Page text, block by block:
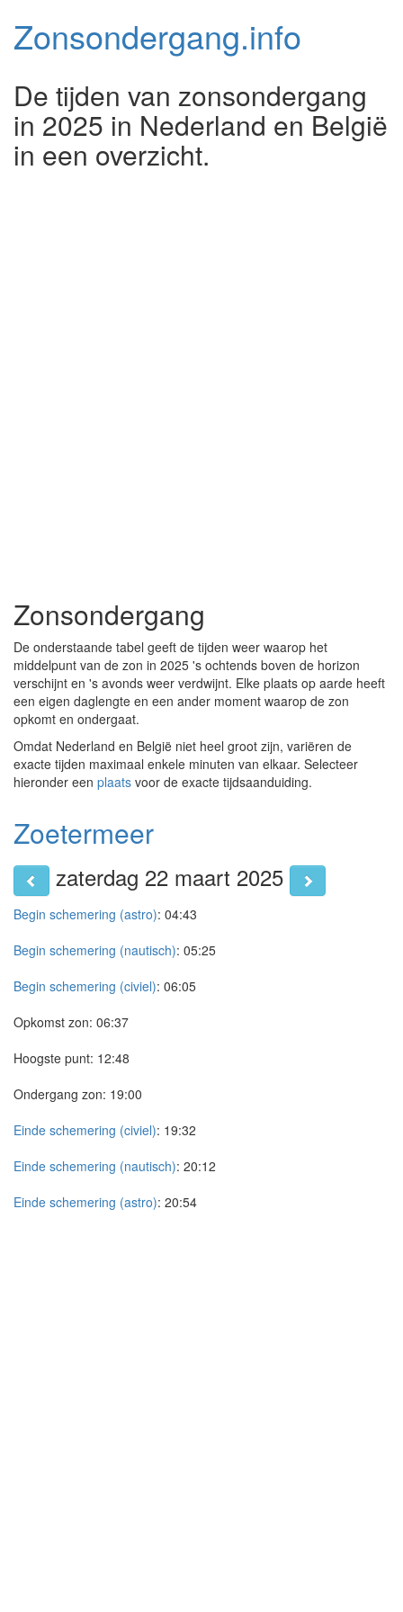
Zonsondergang.info
De tijden van zonsondergang
in 2025 in Nederland en België
in een overzicht.
Zonsondergang
De onderstaande tabel geeft de tijden weer waarop het
middelpunt van de zon in 2025 's ochtends boven de horizon
verschijnt en 's avonds weer verdwijnt. Elke plaats op aarde heeft
een eigen daglengte en een ander moment waarop de zon
opkomt en ondergaat.
Omdat Nederland en België niet heel groot zijn, variëren de
exacte tijden maximaal enkele minuten van elkaar. Selecteer
hieronder een plaats voor de exacte tijdsaanduiding.
Zoetermeer
zaterdag 22 maart 2025
Begin schemering (astro): 04:43
Begin schemering (nautisch): 05:25
Begin schemering (civiel): 06:05
Opkomst zon: 06:37
Hoogste punt: 12:48
Ondergang zon: 19:00
Einde schemering (civiel): 19:32
Einde schemering (nautisch): 20:12
Einde schemering (astro): 20:54